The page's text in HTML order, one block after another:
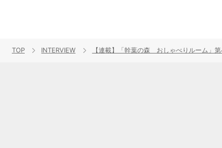
TOP INTERVIEW 【連載】「幹葉の森 おしゃべりルーム」